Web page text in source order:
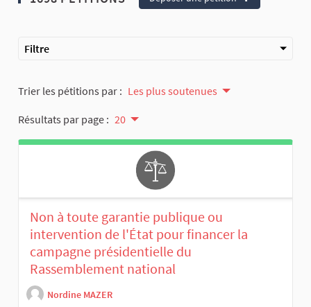
Filtre
Trier les pétitions par : Les plus soutenues
Résultats par page : 20
Non à toute garantie publique ou
intervention de l'État pour financer la
campagne présidentielle du
Rassemblement national
Nordine MAZER